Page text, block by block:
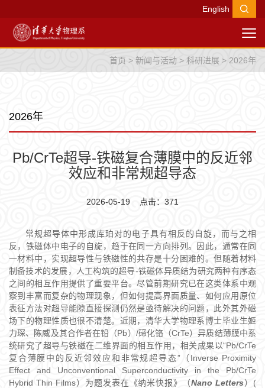
English
首页 > 新闻与活动 > 科研进展 > 2026年
2026年
Pb/CrTe超导-铁磁复合薄膜中的反近邻
效应和非常规超导态
2026-05-19 点击： 371
常规超导体中形成库珀对的电子具有相反的自旋，而与之相
反，铁磁体中电子的自旋，趋于在同一方向排列。因此，通常在同
一材料中，实现超导性与铁磁性的共存是十分困难的。但随着材料
制备技术的发展，人工构筑的超导-铁磁体异质结为研究两种有序态
之间的相互作用提供了重要平台。尽管前期研究已在这类体系中观
察到丰富而复杂的物理现象，但如何提高界面质量、如何应用原位
表征方法对超导能隙直接探测仍然是亟待解决的问题，此外其外磁
场下的物理性质也很不清楚。近期，清华大学物理系博士毕业生姬
力琛、陈威及其合作者在铅（Pb）/碲化铬（CrTe）异质结薄膜中系
统研究了超导与铁磁在二维界面的相互作用，相关成果以“Pb/CrTe
复合薄膜中的反近邻效应和非常规超导态”（Inverse Proximity
Effect and Unconventional Superconductivity in the Pb/CrTe
Hybrid Thin Films）为题发表在《纳米快报》（Nano Letters）(